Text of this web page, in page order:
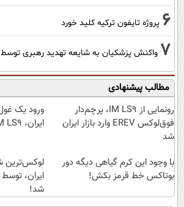
6 پروژه تایفون ترکیه کلید خورد
7 واکنش پزشکیان به شایعه تهدید رهبری
مطالب پیشنهادی
رونمایی از IM LS9، پرچم‌دار
فوق‌لوکس EREV وارد بازار ایران
شد
ورود یک
ایران، IM LS9 رسماً رونمایی شد
با وجود این کرم گیاهی دیگه دور
بوتاکس خط قرمز بکش!
ایران، توسط
شد!